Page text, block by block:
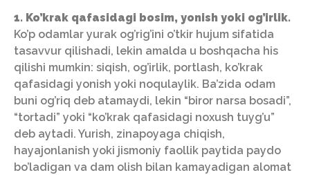
1. Ko’krak qafasidagi bosim, yonish yoki og’irlik.
Ko’p odamlar yurak og’rig’ini o’tkir hujum sifatida
tasavvur qilishadi, lekin amalda u boshqacha his
qilishi mumkin: siqish, og’irlik, portlash, ko’krak
qafasidagi yonish yoki noqulaylik. Ba’zida odam
buni og’riq deb atamaydi, lekin “biror narsa bosadi”,
“tortadi” yoki “ko’krak qafasidagi noxush tuyg’u”
deb aytadi. Yurish, zinapoyaga chiqish,
hayajonlanish yoki jismoniy faollik paytida paydo
bo’ladigan va dam olish bilan kamayadigan alomat